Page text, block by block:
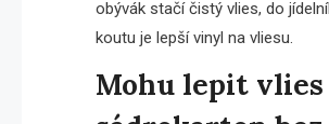
obývák stačí čistý vlies, do
koutu je lepší vinyl na vliesu.
Mohu lepit vlies